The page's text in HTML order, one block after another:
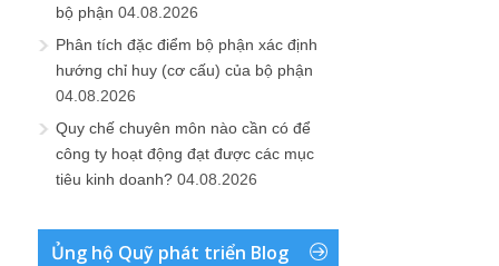
bộ phận 04.08.2026
Phân tích đặc điểm bộ phận xác định
hướng chỉ huy (cơ cấu) của bộ phận
04.08.2026
Quy chế chuyên môn nào cần có để
công ty hoạt động đạt được các mục
tiêu kinh doanh? 04.08.2026
Ủng hộ Quỹ phát triển Blog